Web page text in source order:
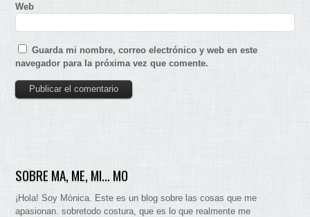
Web
Guarda mi nombre, correo electrónico y web en este
navegador para la próxima vez que comente.
SOBRE MA, ME, MI… MO
¡Hola! Soy Mònica. Este es un blog sobre las cosas que me
apasionan. sobretodo costura, que es lo que realmente me